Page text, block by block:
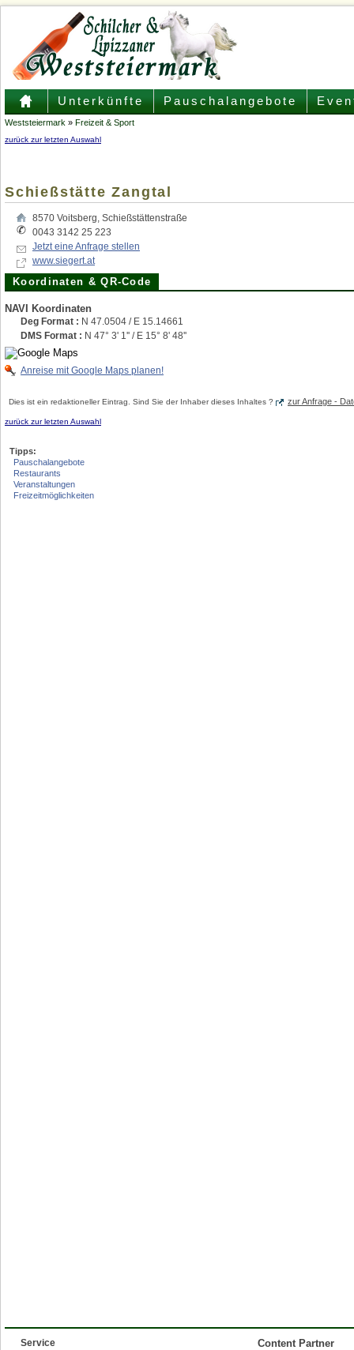
Unterkünfte Pauschalangebote
Weststeiermark » Freizeit & Sport
zurück zur letzten Auswahl
Schießstätte Zangtal
8570 Voitsberg, Schießstättenstraße
0043 3142 25 223
Jetzt eine Anfrage stellen
www.siegert.at
Koordinaten & QR-Code
NAVI Koordinaten
Deg Format : N 47.0504 / E 15.14661
DMS Format : N 47° 3' 1'' / E 15° 8' 48''
Anreise mit Google Maps planen!
Dies ist ein redaktioneller Eintrag. Sind Sie der Inhaber dieses Inhaltes ? zur Anfrage -
zurück zur letzten Auswahl
Tipps:
Pauschalangebote
Restaurants
Veranstaltungen
Freizeitmöglichkeiten
Service Content Partner